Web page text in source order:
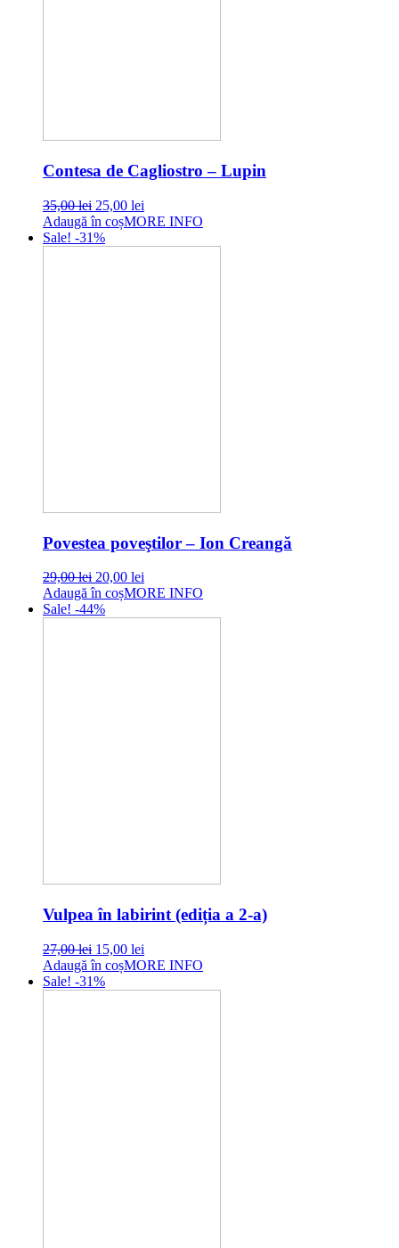
Contesa de Cagliostro – Lupin
35,00lei Original
price
was:
25,00 lei
price
Adaugă în coșMORE INFO
Sale! -31%
Povestea poveştilor – Ion Creangă
29,00lei Original
price
was:
20,00 lei
price
Adaugă în coșMORE INFO
Sale! -44%
Vulpea în labirint (ediția a 2-a)
27,00lei Original
price
was:
15,00 lei
price
Adaugă în coșMORE INFO
Sale! -31%